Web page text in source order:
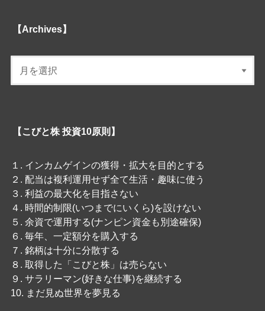
【Archives】
【こびと株 投資10原則】
１. インカムゲインの獲得・拡大を目的とする
２. 配当は複利運用せず全て生活・趣味に使う
３. 利益の最大化を目指さない
４. 時間的制限(いつまでにいくら)を設けない
５. 余資で運用する(ナンピン資金も別途確保)
６. 毎年、一定額分を購入する
７. 銘柄は十分に分散する
８. 取得した「こびと株」は売らない
９. サラリーマン(好きな仕事)を継続する
10. まだ見ぬ世界を夢見る